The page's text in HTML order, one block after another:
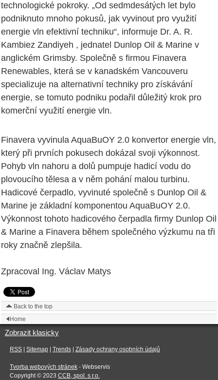
technologické pokroky. „Od sedmdesátých let bylo
podniknuto mnoho pokusů, jak vyvinout pro využití
energie vln efektivní techniku“, informuje Dr. A. R.
Kambiez Zandiyeh , jednatel Dunlop Oil & Marine v
anglickém Grimsby. Společně s firmou Finavera
Renewables, která se v kanadském Vancouveru
specializuje na alternativní techniky pro získávání
energie, se tomuto podniku podařil důležitý krok pro
komerční využití energie vln.
Finavera vyvinula AquaBuOY 2.0 konvertor energie vln,
který při prvních pokusech dokázal svoji výkonnost.
Pohyb vln nahoru a dolů pumpuje hadicí vodu do
plovoucího tělesa a v něm pohání malou turbinu.
Hadicové čerpadlo, vyvinuté společně s Dunlop Oil &
Marine je základní komponentou AquaBuOY 2.0.
Výkonnost tohoto hadicového čerpadla firmy Dunlop Oil
& Marine a Finavera během společného výzkumu na tři
roky značně zlepšila.
Zpracoval Ing. Václav Matys
Back to the top
Home
Zobrazit klasicky
RSS| Sitemap| Trends| Zásady ochrany osobních údajů
Tvorba webových stránek- Webservis
Copyright © 2023 CCB, spol. s r.o.